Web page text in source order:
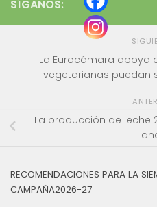
SÍGANOS:
La Eurocámara apoya
vegetarianas puedan
La producción de leche
RECOMENDACIONES PARA LA
CAMPAÑA2026-27